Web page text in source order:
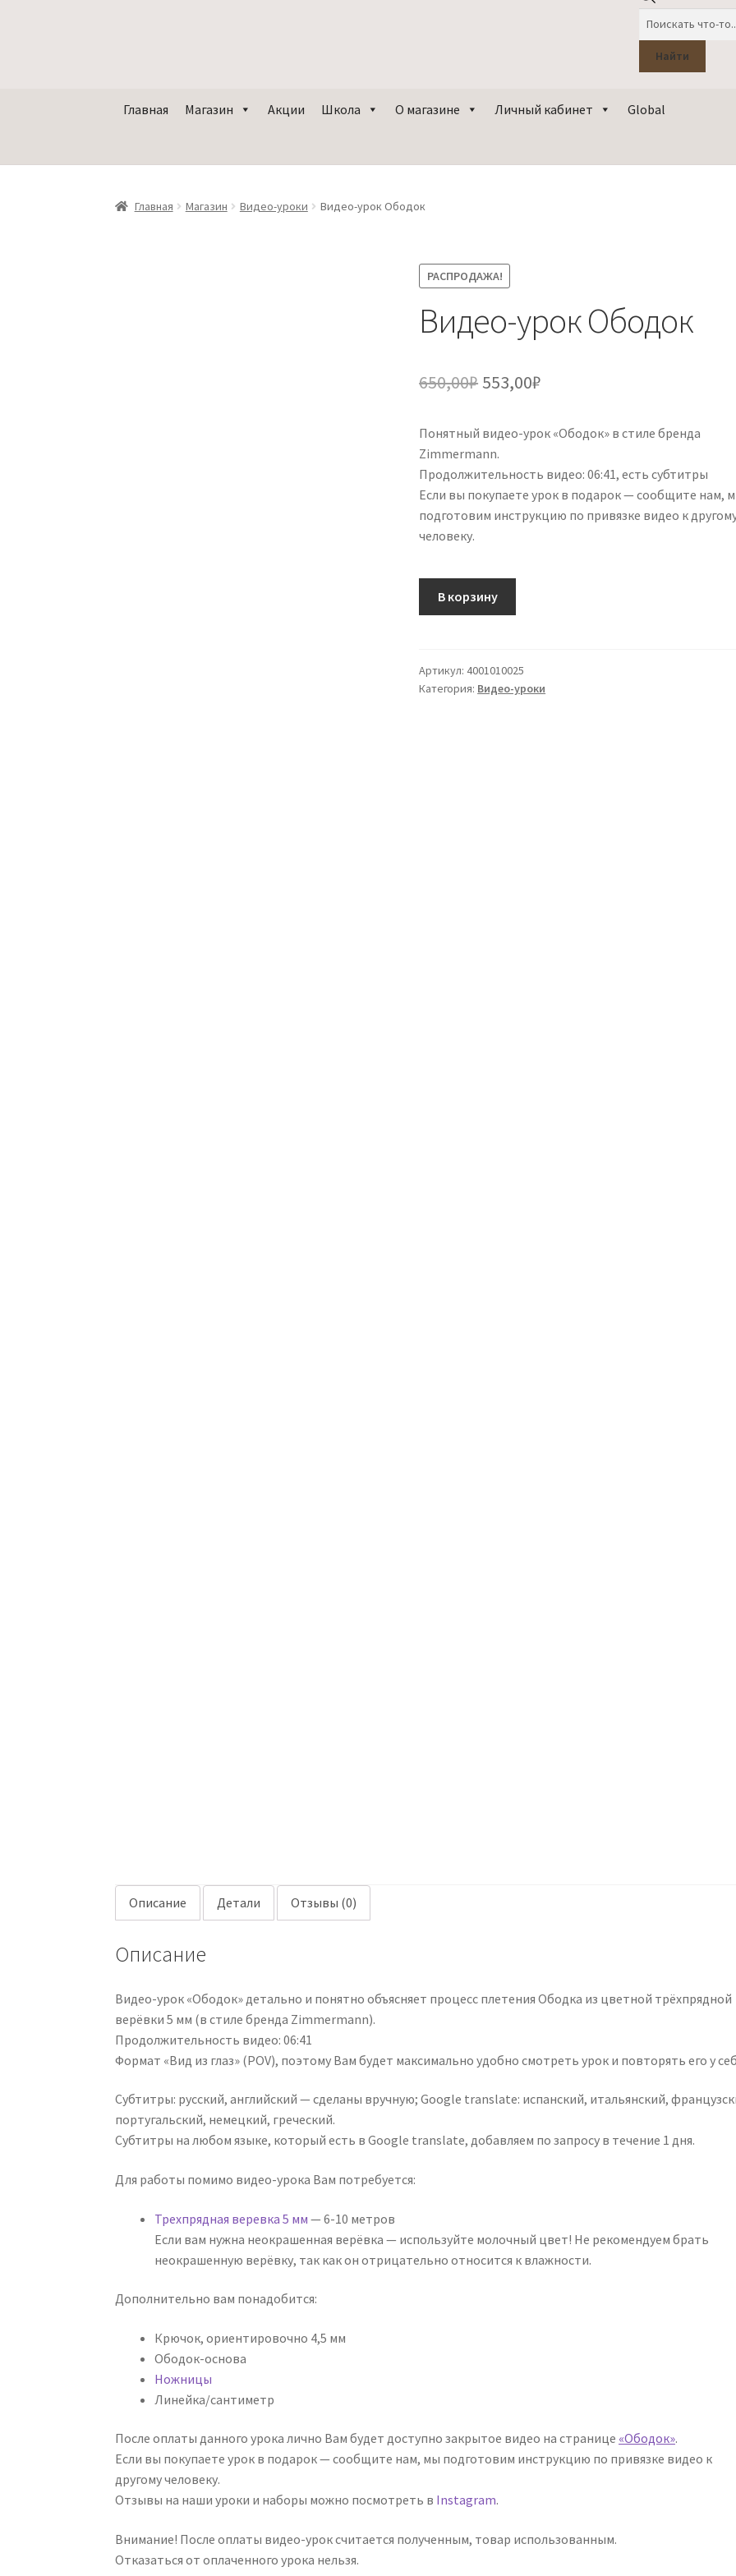
Найти
Главная Магазин Акции Школа О магазине Личный кабинет Global
Главная Магазин Видео-уроки Видео-урок Ободок
РАСПРОДАЖА!
Видео-урок Ободок
650,00₽ Первоначальная
составляла
650,00₽.
553,00₽
553,00₽.
Понятный видео-урок «Ободок» в стиле бренда
Zimmermann.
Продолжительность видео: 06:41, есть субтитры
Если вы покупаете урок в подарок — сообщите нам,
подготовим инструкцию по привязке видео к
человеку.
В корзину
Артикул:4001010025
Категория: Видео-уроки
Описание Детали Отзывы (0)
Описание
Видео-урок «Ободок» детально и понятно объясняет процесс плетения Ободка из цветной трёхпрядной
верёвки 5 мм (в стиле бренда Zimmermann).
Продолжительность видео: 06:41
Формат «Вид из глаз» (POV), поэтому Вам будет максимально удобно смотреть урок и повторять его у
Субтитры: русский, английский — сделаны вручную; Google translate: испанский, итальянский,
португальский, немецкий, греческий.
Субтитры на любом языке, который есть в Google translate, добавляем по запросу в течение 1 дня.
Для работы помимо видео-урока Вам потребуется:
Трехпрядная веревка 5 мм — 6-10 метров
Если вам нужна неокрашенная верёвка — используйте молочный цвет! Не рекомендуем брать
неокрашенную верёвку, так как он отрицательно относится к влажности.
Дополнительно вам понадобится:
Крючок, ориентировочно 4,5 мм
Ободок-основа
Ножницы
Линейка/сантиметр
После оплаты данного урока лично Вам будет доступно закрытое видео на странице «Ободок».
Если вы покупаете урок в подарок — сообщите нам, мы подготовим инструкцию по привязке видео к
другому человеку.
Отзывы на наши уроки и наборы можно посмотреть в Instagram.
Внимание! После оплаты видео-урок считается полученным, товар использованным.
Отказаться от оплаченного урока нельзя.